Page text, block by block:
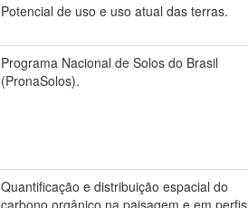
Potencial de uso e uso atual das terras.
Programa Nacional de Solos do Brasil
(PronaSolos).
Quantificação e distribuição espacial do
carbono orgânico na paisagem e em perfis